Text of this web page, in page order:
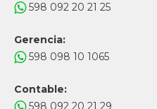
598 092 20 21 25
Gerencia:
598 098 10 1065
Contable:
598 092 20 21 29